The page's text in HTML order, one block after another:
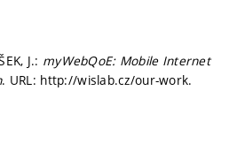
J.: myWebQoE: Mobile Internet
. URL: http://wislab.cz/our-work.